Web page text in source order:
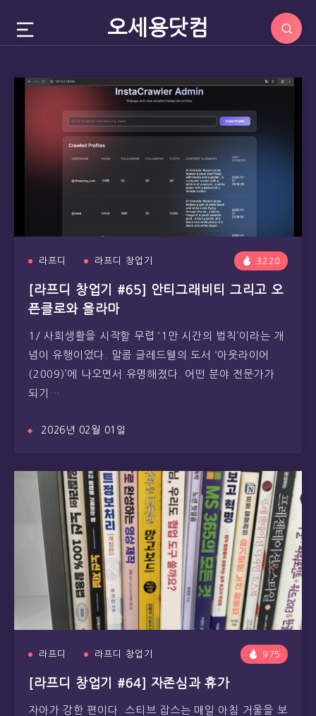
오세용닷컴
라프디 라프디 창업기 3220
[라프디 창업기 #65] 안티그래비티 그리고 오
픈클로와 올라마
1/ 사회생활을 시작할 무렵 ‘1만 시간의 법칙’이라는 개
념이 유행이었다. 말콤 글레드웰의 도서 ‘아웃라이어
(2009)’에 나오면서 유명해졌다. 어떤 분야 전문가가
되기…
2026년 02월 01일
라프디 라프디 창업기 975
[라프디 창업기 #64] 자존심과 휴가
자아가 강한 편이다. 스티브 잡스는 매일 아침 거울을 보